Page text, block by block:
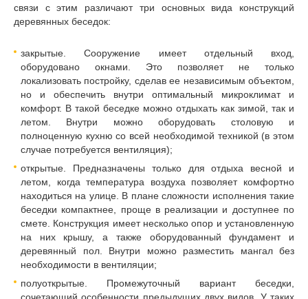
связи с этим различают три основных вида конструкций
деревянных беседок:
закрытые. Сооружение имеет отдельный вход,
оборудовано окнами. Это позволяет не только
локализовать постройку, сделав ее независимым объектом,
но и обеспечить внутри оптимальный микроклимат и
комфорт. В такой беседке можно отдыхать как зимой, так и
летом. Внутри можно оборудовать столовую и
полноценную кухню со всей необходимой техникой (в этом
случае потребуется вентиляция);
открытые. Предназначены только для отдыха весной и
летом, когда температура воздуха позволяет комфортно
находиться на улице. В плане сложности исполнения такие
беседки компактнее, проще в реализации и доступнее по
смете. Конструкция имеет несколько опор и установленную
на них крышу, а также оборудованный фундамент и
деревянный пол. Внутри можно разместить мангал без
необходимости в вентиляции;
полуоткрытые. Промежуточный вариант беседки,